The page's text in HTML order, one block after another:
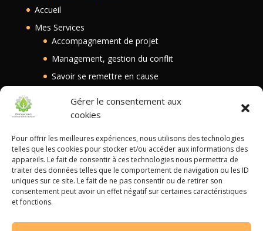
Gérer le consentement aux
cookies
Pour offrir les meilleures expériences, nous utilisons des technologies
telles que les cookies pour stocker et/ou accéder aux informations des
appareils. Le fait de consentir à ces technologies nous permettra de
traiter des données telles que le comportement de navigation ou les ID
uniques sur ce site. Le fait de ne pas consentir ou de retirer son
consentement peut avoir un effet négatif sur certaines caractéristiques
et fonctions.
Accueil
Mes Services
Accompagnement de projet
Management, gestion du conflit
Savoir se remettre en cause
Autres liens
Mentions Légales
Politique de confidentialité